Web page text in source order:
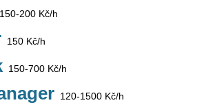
150-200 Kč/h
150 Kč/h
150-700 Kč/h
120-1500 Kč/h